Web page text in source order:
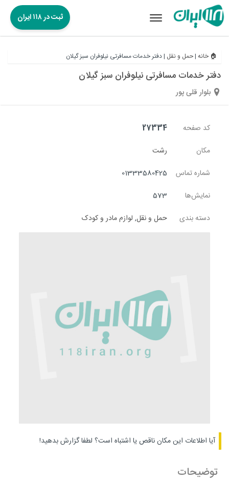
Toggle
ثبت در ۱۱۸ ایران
🏠 خانه |حمل و نقل |دفتر خدمات مسافرتی نیلوفران سبز گیلان
دفتر خدمات مسافرتی نیلوفران سبز گیلان
بلوار قلی پور
کد صفحه
27334
مکان
رشت
شماره تماس
01333580425
نمایش‌ها
573
دسته بندی
حمل و نقل, لوازم مادر و کودک
آیا اطلاعات این مکان ناقص یا اشتباه است؟ لطفا گزارش بدهید!
توضیحات